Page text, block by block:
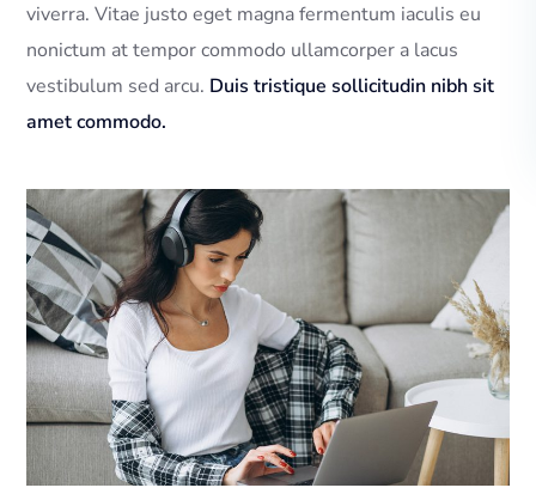
viverra. Vitae justo eget magna fermentum iaculis eu
nonictum at tempor commodo ullamcorper a lacus
vestibulum sed arcu. Duis tristique sollicitudin nibh sit
amet commodo.